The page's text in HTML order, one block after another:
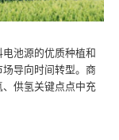
池源的优质种植和
导向时间转型。商
供氢关键点点中充